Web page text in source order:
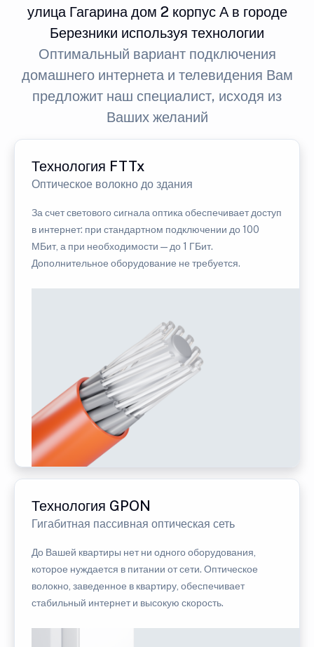
улица Гагарина дом 2 корпус А в городе
Березники используя технологии
Оптимальный вариант подключения
домашнего интернета и телевидения Вам
предложит наш специалист, исходя из
Ваших желаний
Технология FTTx
Оптическое волокно до здания
За счет светового сигнала оптика обеспечивает доступ
в интернет: при стандартном подключении до 100
МБит, а при необходимости — до 1 ГБит.
Дополнительное оборудование не требуется.
Технология GPON
Гигабитная пассивная оптическая сеть
До Вашей квартиры нет ни одного оборудования,
которое нуждается в питании от сети. Оптическое
волокно, заведенное в квартиру, обеспечивает
стабильный интернет и высокую скорость.